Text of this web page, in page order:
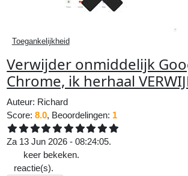
Toegankelijkheid
Verwijder onmiddelijk
Chrome, ik herhaal
Auteur: Richard
Score:8.0, Beoordelingen: 1
Za 13 Jun 2026 - 08:24:05.
keer bekeken.
reactie(s).